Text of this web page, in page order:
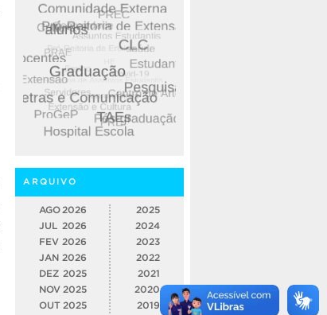
ARQUIVO
AGO 2026
JUL 2026
FEV 2026
JAN 2026
DEZ 2025
NOV 2025
OUT 2025
2025
2024
2023
2022
2021
2020
2019